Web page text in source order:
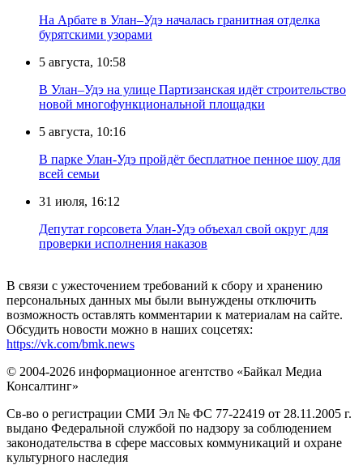
На Арбате в Улан–Удэ началась гранитная отделка
бурятскими узорами
5 августа, 10:58
В Улан–Удэ на улице Партизанская идёт строительство
новой многофункциональной площадки
5 августа, 10:16
В парке Улан-Удэ пройдёт бесплатное пенное шоу для
всей семьи
31 июля, 16:12
Депутат горсовета Улан-Удэ объехал свой округ для
проверки исполнения наказов
В связи с ужесточением требований к сбору и хранению
персональных данных мы были вынуждены отключить
возможность оставлять комментарии к материалам на сайте.
Обсудить новости можно в наших соцсетях:
https://vk.com/bmk.news
© 2004-2026 информационное агентство «Байкал Медиа
Консалтинг»
Св-во о регистрации СМИ Эл № ФС 77-22419 от 28.11.2005 г.
выдано Федеральной службой по надзору за соблюдением
законодательства в сфере массовых коммуникаций и охране
культурного наследия